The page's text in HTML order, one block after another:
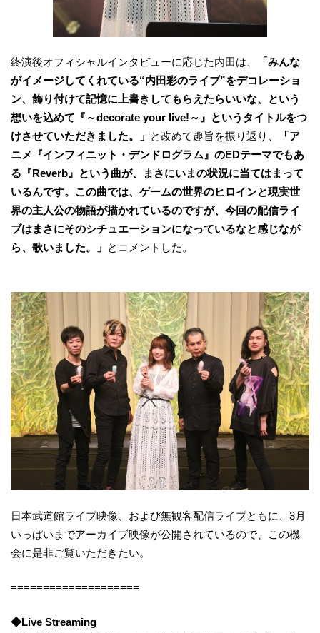
終演後オフィシャルインタビューに応じた内田は、
「みんな
がイメージしてくれている“内田彩のライブ”をデコレーショ
ン、飾り付けて記憶に上書きしてもらえたらいいな、という
想いを込めて『～decorate your live!～』というタイトルをつ
けさせていただきました。」 と改めて趣旨を振り返り、
「ア
ニメ『インフィニット・デンドログラム』のEDテーマでもあ
る『Reverb』という曲が、まさにいまの状況に当てはまって
いるんです。この曲では、ゲームの世界のヒロインと現実世
界の主人公の物語が描かれているのですが、今回の配信ライ
ブはまさにそのシチュエーションになっているなと感じなが
ら、歌いました。」 とコメントした。
日本武道館ライブ映像、および無観客配信ライブともに、3月
いっぱいまでアーカイブ映像が公開されているので、この機
会に是非ご覧いただきたい。
====================
◆Live Streaming